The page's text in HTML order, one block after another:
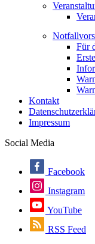
Für
Kontakt
Impressum
Social Media
Facebook
Instagram
YouTube
RSS Feed